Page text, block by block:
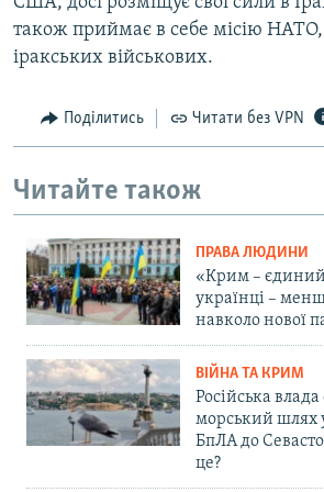
також приймає в себе місію НАТО,
іракських військових.
Поділитись Читати без VPN
Читайте також
ПРАВА ЛЮДИНИ
«Крим – єдиний
українці –
навколо нової
ВІЙНА ТА КРИМ
Російська
морський шлях
БпЛА до
це?